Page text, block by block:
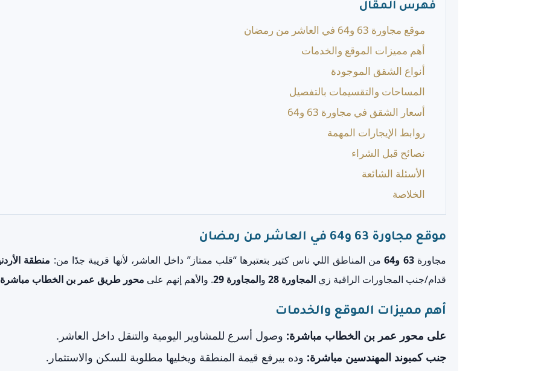
فهرس المقال
موقع مجاورة 63 و64 في العاشر من رمضان
أهم مميزات الموقع والخدمات
أنواع الشقق الموجودة
المساحات والتقسيمات بالتفصيل
أسعار الشقق في مجاورة 63 و64
روابط الإيجارات المهمة
نصائح قبل الشراء
الأسئلة الشائعة
الخلاصة
موقع مجاورة 63 و64 في العاشر من رمضان
مجاورة63 و64 من المناطق اللي ناس كتير بتعتبرها “قلب ممتاز” داخل العاشر، لأنها قريبة جدًا من: منطقة
قدام/جنب المجاورات الراقية زي المجاورة 28 والمجاورة 29 . والأهم إنهم على محور طريق عمر بن الخطاب مباشرة
أهم مميزات الموقع والخدمات
على محور عمر بن الخطاب مباشرة: وصول أسرع للمشاوير اليومية والتنقل داخل العاشر.
جنب كمبوند المهندسين مباشرة: وده بيرفع قيمة المنطقة ويخليها مطلوبة للسكن والاستثمار.